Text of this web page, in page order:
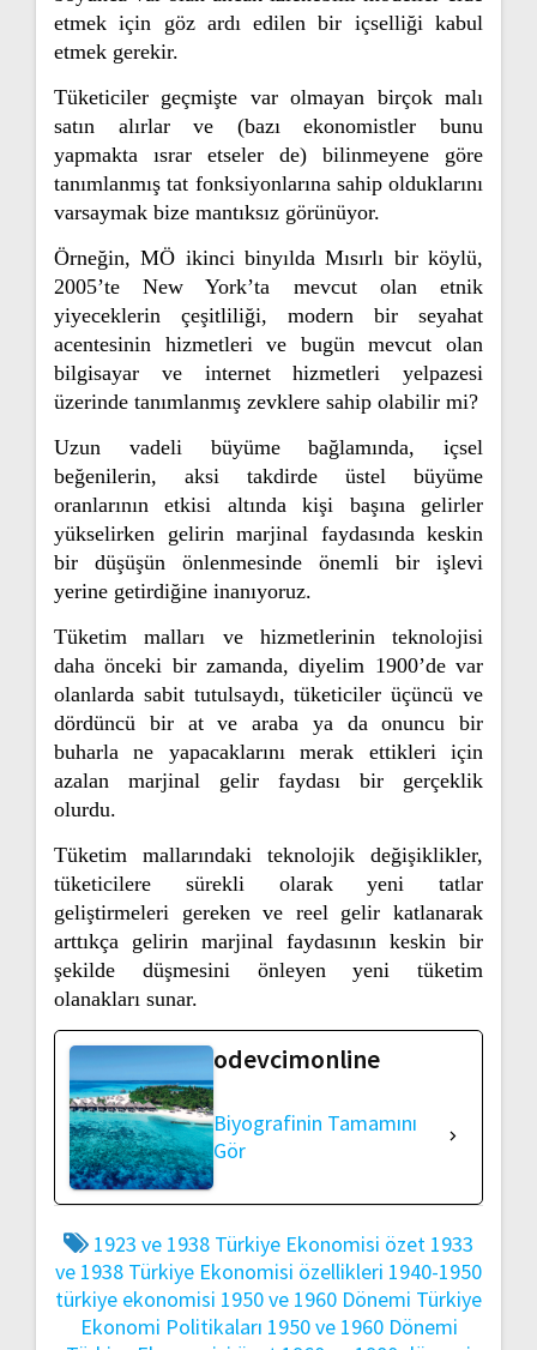
etmek için göz ardı edilen bir içselliği kabul
etmek gerekir.
Tüketiciler geçmişte var olmayan birçok malı
satın alırlar ve (bazı ekonomistler bunu
yapmakta ısrar etseler de) bilinmeyene göre
tanımlanmış tat fonksiyonlarına sahip olduklarını
varsaymak bize mantıksız görünüyor.
Örneğin, MÖ ikinci binyılda Mısırlı bir köylü,
2005’te New York’ta mevcut olan etnik
yiyeceklerin çeşitliliği, modern bir seyahat
acentesinin hizmetleri ve bugün mevcut olan
bilgisayar ve internet hizmetleri yelpazesi
üzerinde tanımlanmış zevklere sahip olabilir mi?
Uzun vadeli büyüme bağlamında, içsel
beğenilerin, aksi takdirde üstel büyüme
oranlarının etkisi altında kişi başına gelirler
yükselirken gelirin marjinal faydasında keskin
bir düşüşün önlenmesinde önemli bir işlevi
yerine getirdiğine inanıyoruz.
Tüketim malları ve hizmetlerinin teknolojisi
daha önceki bir zamanda, diyelim 1900’de var
olanlarda sabit tutulsaydı, tüketiciler üçüncü ve
dördüncü bir at ve araba ya da onuncu bir
buharla ne yapacaklarını merak ettikleri için
azalan marjinal gelir faydası bir gerçeklik
olurdu.
Tüketim mallarındaki teknolojik değişiklikler,
tüketicilere sürekli olarak yeni tatlar
geliştirmeleri gereken ve reel gelir katlanarak
arttıkça gelirin marjinal faydasının keskin bir
şekilde düşmesini önleyen yeni tüketim
olanakları sunar.
odevcimonline
Biyografinin Tamamını
Gör
1923 ve 1938 Türkiye Ekonomisi özet 1933
ve 1938 Türkiye Ekonomisi özellikleri 1940-1950
türkiye ekonomisi 1950 ve 1960 Dönemi Türkiye
Ekonomi Politikaları 1950 ve 1960 Dönemi